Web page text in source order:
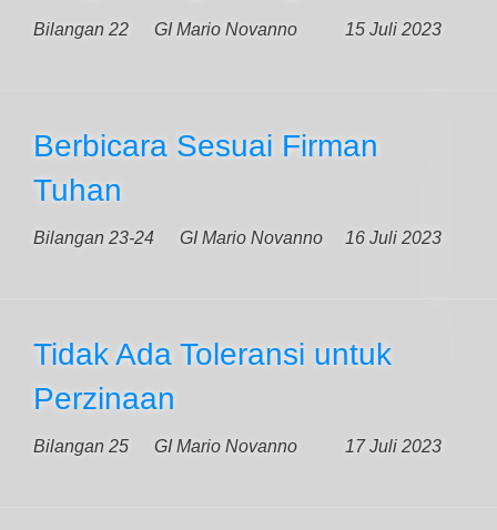
Bilangan 22 15 Juli 2023
GI Mario Novanno
Berbicara Sesuai Firman
Tuhan
Bilangan 23-24 16 Juli 2023
GI Mario Novanno
Tidak Ada Toleransi untuk
Perzinaan
Bilangan 25 17 Juli 2023
GI Mario Novanno